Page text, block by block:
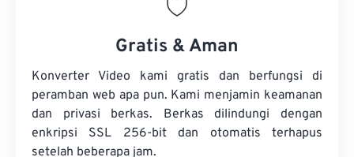
Gratis & Aman
Konverter Video kami gratis dan berfungsi di
peramban web apa pun. Kami menjamin keamanan
dan privasi berkas. Berkas dilindungi dengan
enkripsi SSL 256-bit dan otomatis terhapus
setelah beberapa jam.